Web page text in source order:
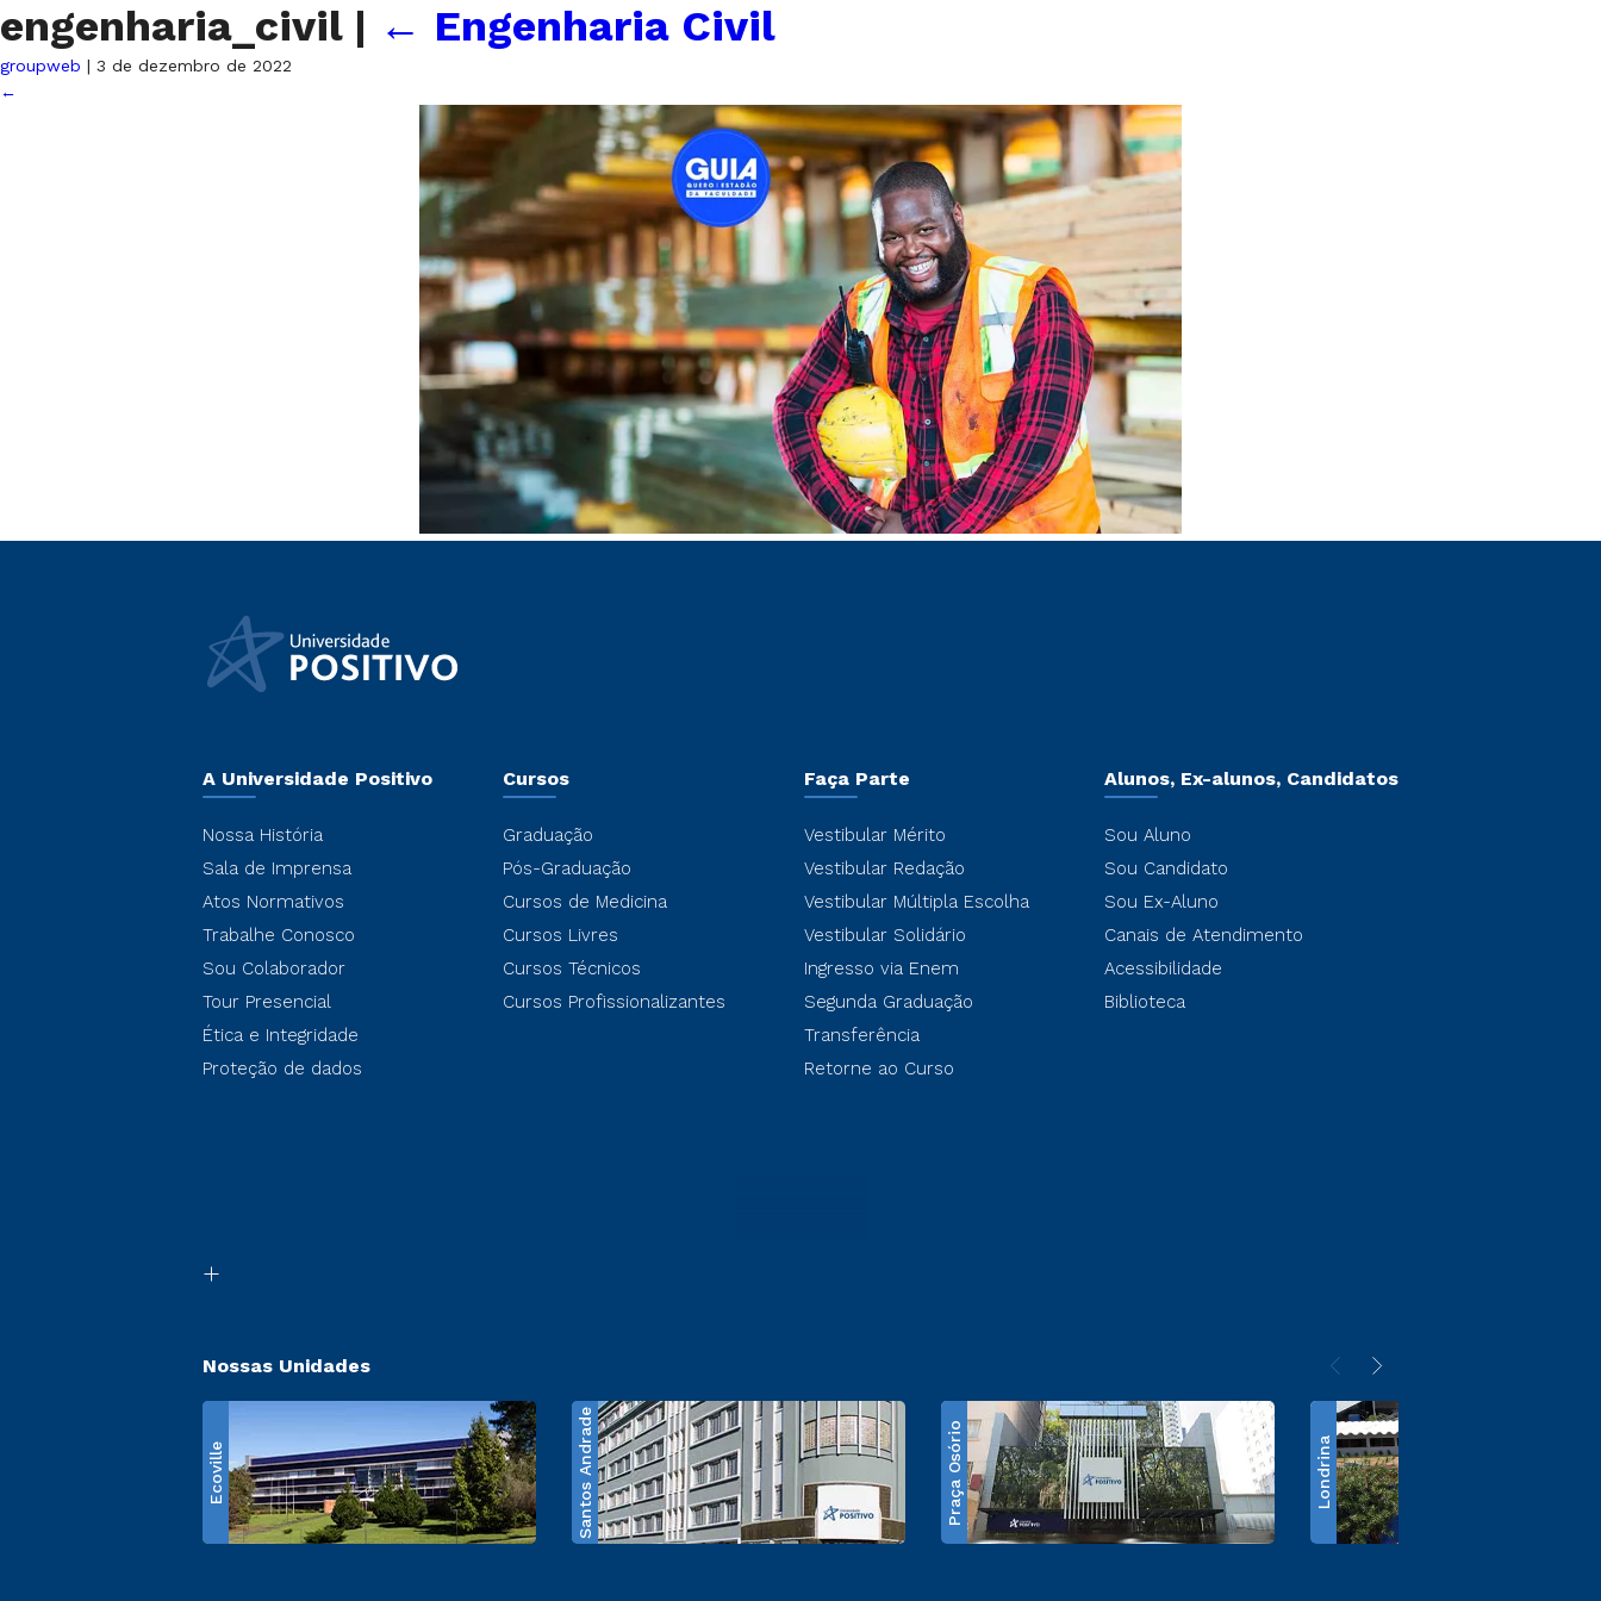
engenharia_civil | ← Engenharia Civil
groupweb | 3 de dezembro de 2022
←
A Universidade Positivo
Nossa História
Sala de Imprensa
Atos Normativos
Trabalhe Conosco
Sou Colaborador
Tour Presencial
Ética e Integridade
Proteção de dados
Cursos
Graduação
Pós-Graduação
Cursos de Medicina
Cursos Livres
Cursos Técnicos
Cursos Profissionalizantes
Faça Parte
Vestibular Mérito
Vestibular Redação
Vestibular Múltipla Escolha
Vestibular Solidário
Ingresso via Enem
Segunda Graduação
Transferência
Retorne ao Curso
Alunos, Ex-alunos, Candidatos
Sou Aluno
Sou Candidato
Sou Ex-Aluno
Canais de Atendimento
Acessibilidade
Biblioteca
Nossas Unidades
Ecoville Santos Andrade Praça Osório Londrina